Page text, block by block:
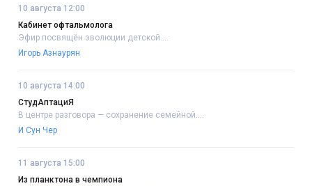
10 августа 12:00
Кабинет офтальмолога
Эфир посвящён эволюции детской....
Игорь Азнаурян
10 августа 14:00
СтудАптациЯ
В центре разговора — сохранение семейной....
И Сун Чер
11 августа 15:00
Из планктона в чемпиона